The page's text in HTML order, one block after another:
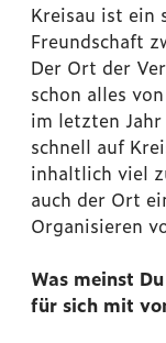
Kreisau ist ein
Freundschaft
Der Ort der
schon alles
im letzten Jahr
schnell auf
inhaltlich viel
auch der Ort
Organisieren
Was meinst
für sich mit